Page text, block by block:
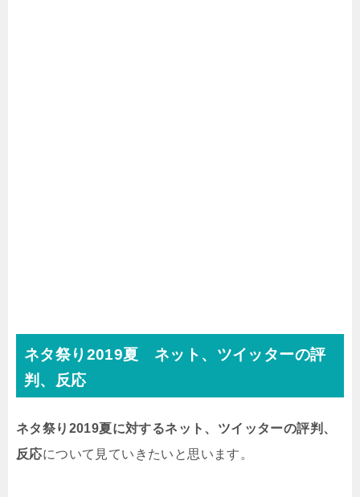
ネタ祭り2019夏 ネット、ツイッターの評
判、反応
ネタ祭り2019夏に対するネット、ツイッターの評判、
反応について見ていきたいと思います。